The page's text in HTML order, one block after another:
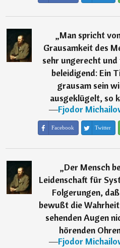
„Man spricht
Grausamkeit des
sehr ungerecht
beleidigend: Ein
grausam sein
ausgeklügelt, so
―Fjodor
Facebook Twitter
„Der Mensch
Leidenschaft für
Folgerungen,
bewußt die
sehenden Augen
hörenden
―Fjodor